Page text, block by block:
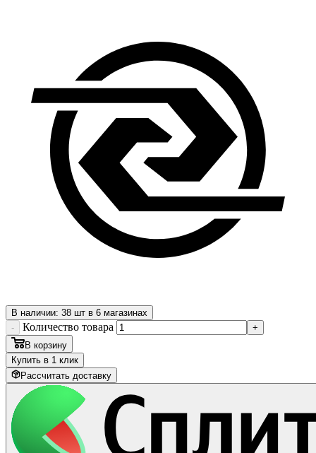
В наличии: 38 шт в 6 магазинах
-
Количество товара
+
В корзину
Купить в 1 клик
Рассчитать доставку